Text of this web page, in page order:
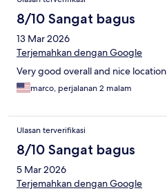
8/10 Sangat bagus
13 Mar 2026
Terjemahkan dengan Google
Very good overall and nice location
marco, perjalanan 2 malam
Ulasan terverifikasi
8/10 Sangat bagus
5 Mar 2026
Terjemahkan dengan Google